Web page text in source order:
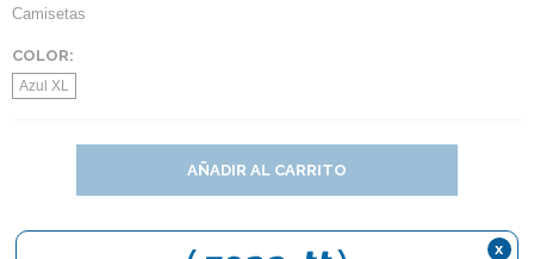
Camisetas
COLOR:
Azul XL
AÑADIR AL CARRITO
x